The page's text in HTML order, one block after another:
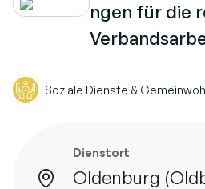
ngen für die
Soziale Dienste &
Dienstort
Oldenburg